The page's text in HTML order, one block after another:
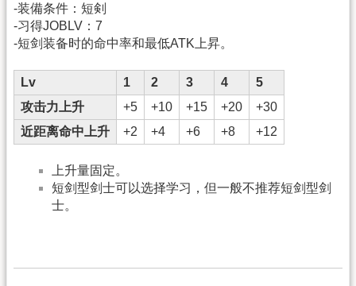
-装備条件：短剣
-习得JOBLV：7
-短剑装备时的命中率和最低ATK上昇。
Lv 1 2 3 4
5
攻击力上升
+5 +10 +15 +20
+30
近距离命中上升
+2 +4 +6 +8 +12
上升量固定。
短剑型剑士可以选择学习，但一般不推荐短剑型剑
士。